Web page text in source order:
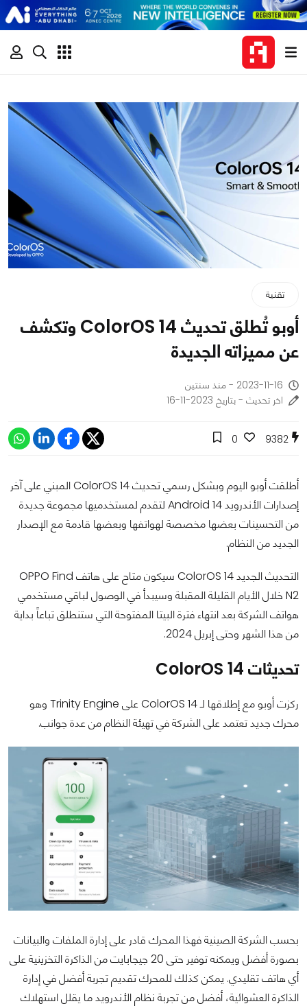
تقنية
أوبو تُطلق تحديث ColorOS 14 وتكشف
عن مميزاته الجديدة
2023-11-16 - منذ سنتين
اخر تحديث - بتاريخ 2023-11-16
9382
0
أطلقت أوبو اليوم وبشكل رسمي تحديث ColorOS 14 المبني على آخر
إصدارات الأندرويد Android 14 لتقدم لمستخدميها مجموعة جديدة
من التحسينات بعضها مخصصة لهواتفها وبعضها قادمة مع الإصدار
الجديد من النظام.
التحديث الجديد ColorOS 14 سيكون متاح على هاتف OPPO Find
N2 خلال الأيام القليلة المقبلة وسيبدأ في الوصول لباقي مستخدمي
هواتف الشركة بعد انتهاء فترة البيتا المفتوحة التي ستنطلق تباعاً بداية
من هذا الشهر وحتى إبريل 2024.
تحديثات ColorOS 14
ركزت أوبو مع إطلاقها لـ ColorOS 14 على Trinity Engine وهو
محرك جديد تعتمد على الشركة في تهيئة النظام من عدة جوانب.
بحسب الشركة الصينية فهذا المحرك قادر على إدارة الملفات والبيانات
بصورة أفضل ويمكنه توفير حتى 20 جيجابايت من الذاكرة التخزينية على
أي هاتف تقليدي. يمكن كذلك للمحرك تقديم تجربة أفضل في إدارة
الذاكرة العشوائية، أفضل من تجربة نظام الأندرويد ما يقلل استهلاك